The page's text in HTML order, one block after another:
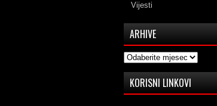
Vijesti
ARHIVE
Arhive
KORISNI LINKOVI